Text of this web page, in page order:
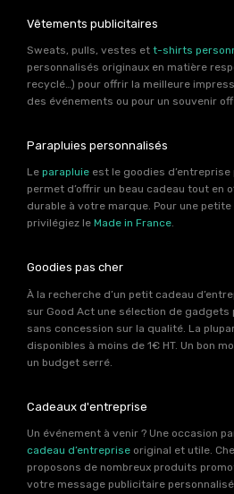
Vêtements publicitaires
Sweats, pulls, vestes et t-shirts
personnalisés originaux en matière
recyclé…) pour offrir la meilleure
des événements ou pour un souvenir
Parapluies personnalisés
Le parapluie est le goodies d’entreprise
permet d’offrir un beau cadeau tout en
durable à votre marque. Pour une
privilégiez le Made in France.
Goodies pas cher
À la recherche d’un petit cadeau
sur Good Act une sélection de gadgets
sans concession sur la qualité. La
disponibles à moins de 1€ HT. Un bon
un budget serré.
Cadeaux d'entreprise
Un événement à venir ? Une occasion
cadeau d’entreprise original et utile.
proposons de nombreux produits
votre message publicitaire